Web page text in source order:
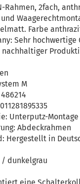
Rahmen, 2fach,
und
Farbe
Sehr
M
Unterputz-Montage
Abdeckrahmen
Hergestellt in
/ dunkelgrau